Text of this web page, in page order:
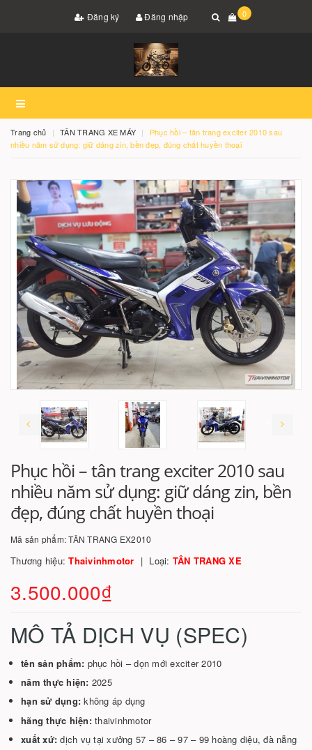
Đăng ký Đăng nhập 0
Trang chủ TÂN TRANG XE MÁY
Phục hồi – tân trang exciter 2010 sau
nhiều năm sử dụng: giữ dáng zin, bền đẹp, đúng chất huyền thoại
Phục hồi – tân trang exciter 2010 sau
nhiều năm sử dụng: giữ dáng zin, bền
đẹp, đúng chất huyền thoại
Mã sản phẩm:TÂN TRANG EX2010
Thương hiệu:Thaivinhmotor Loại: TÂN TRANG XE
3.500.000₫
MÔ TẢ DỊCH VỤ (SPEC)
tên sản phẩm: phục hồi – dọn mới exciter 2010
năm thực hiện: 2025
hạn sử dụng: không áp dụng
hãng thực hiện:thaivinhmotor
xuất xứ: dịch vụ tại xưởng 57 – 86 – 97 – 99 hoàng diệu, đà nẵng